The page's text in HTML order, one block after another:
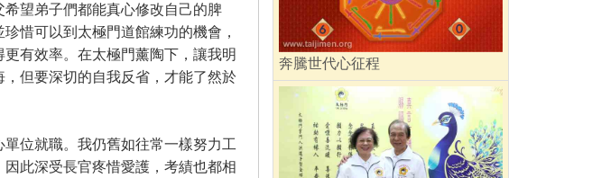
希望弟子們都能真心修改自己的脾
惜可以到太極門道館練功的機會，
有效率。在太極門薰陶下，讓我明
但要深切的自我反省，才能了然於
位就職。我仍舊如往常一樣努力工
此深受長官疼惜愛護，考績也都相
奔騰世代心征程